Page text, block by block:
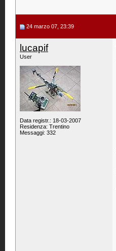
24 marzo 07, 23:39
lucapif
User
Data registr.: 18-03-2007
Residenza: Trentino
Messaggi: 332